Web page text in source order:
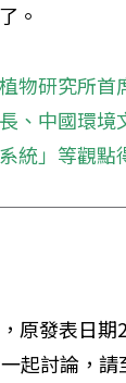
。
物研究所
、中國環
統」等觀點
原發表日期
起討論，請